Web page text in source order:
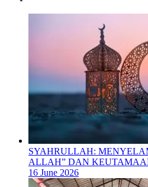
SYAHRULLAH:
ALLAH” DAN
16 June 2026